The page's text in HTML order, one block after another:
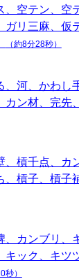
、空テン、空
ガリ三麻、仮
（約8分28秒）
、河、かわし
カン材、完先
、槓千点、カ
、槓子、槓子
、カンブリ、
キック、キツ
秒）